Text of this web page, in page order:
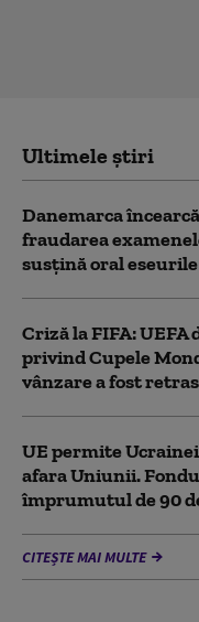
Ultimele știri
Danemarca
fraudarea
susţină oral eseurile
Criză la FIFA:
privind Cupele
vânzare a fost retras
UE permite
afara Uniunii.
împrumutul de 90
CITEȘTE MAI MULTE